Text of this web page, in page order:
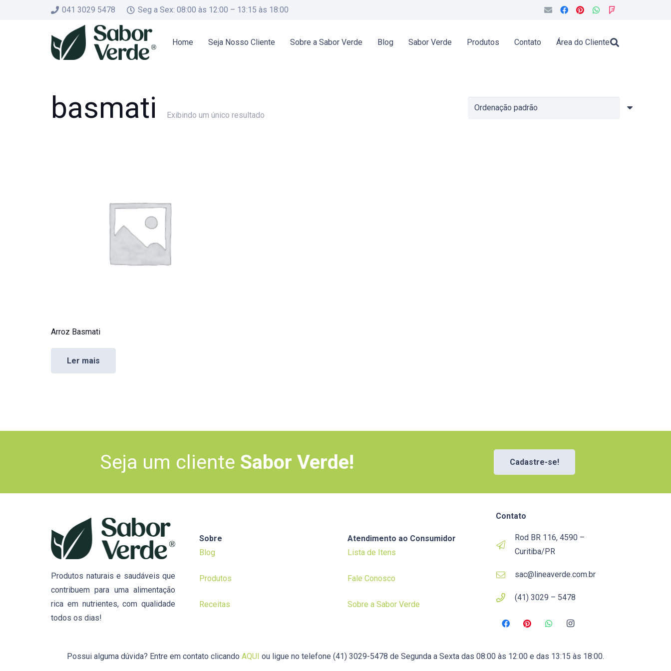
041 3029 5478 Seg a Sex: 08:00 às 12:00 – 13:15 às 18:00
Home Seja Nosso Cliente Sobre a Sabor Verde Blog Sabor Verde Produtos Contato Área do Cliente
basmati Exibindo um único resultado
Arroz Basmati
Ler mais
Seja um cliente Sabor Verde! Cadastre-se!
Produtos naturais e saudáveis que
contribuem para uma alimentação
rica em nutrientes, com qualidade
todos os dias!
Sobre
Blog
Produtos
Receitas
Atendimento ao Consumidor
Lista de Itens
Fale Conosco
Sobre a Sabor Verde
Contato
Rod BR 116, 4590 –
Curitiba/PR
sac@lineaverde.com.br
(41) 3029 – 5478
Possui alguma dúvida? Entre em contato clicando AQUI ou ligue no telefone (41) 3029-5478 de Segunda a Sexta das 08:00 às 12:00 e das 13:15 às 18:00.